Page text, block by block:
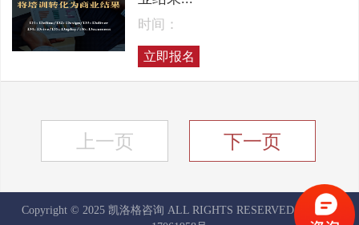
时间：
立即报名
上一页 下一页
Copyright © 2025 凯洛格咨询 ALL RIGHTS RESERVED
京ICP备